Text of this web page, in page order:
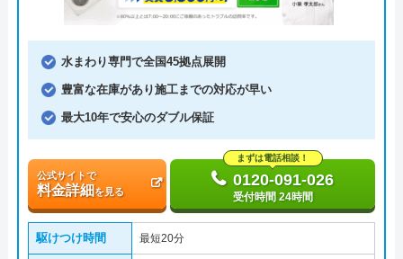
水まわり専門で全国45拠点展開
豊富な在庫があり施工までの対応が早い
最大10年で安心のダブル保証
公式サイトで
料金詳細を見る
まずは電話相談！
0120-091-026
受付時間 24時間
駆けつけ時間 最短20分